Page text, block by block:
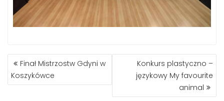
NAWIGACJA
WPISU
Finał Mistrzostw Gdyni w
Koszykówce
Konkurs plastyczno –
językowy My favourite
animal